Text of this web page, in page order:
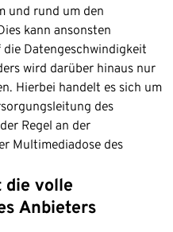
und rund um den
kann ansonsten
Datengeschwindigkeit
wird darüber hinaus nur
Hierbei handelt es sich um
des
Regel an der
Multimediadose des
die volle
Anbieters